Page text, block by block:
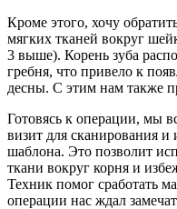
Кроме этого, хочу
мягких тканей вокруг
3 выше). Корень зуба
гребня, что привело к
десны. С этим нам также
Готовясь к операции, мы
визит для сканирования и
шаблона. Это позволит
ткани вокруг корня и
Техник помог сработать
операции нас ждал